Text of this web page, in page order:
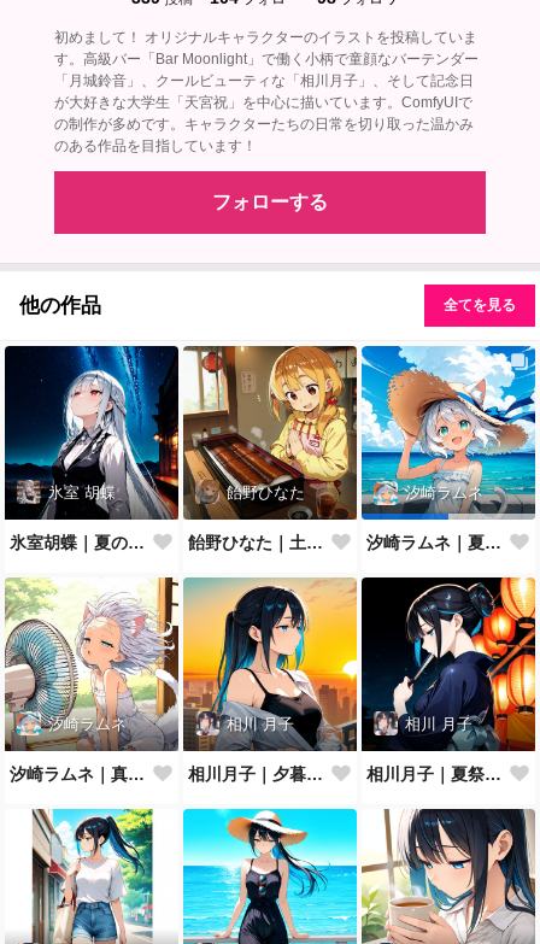
初めまして！ オリジナルキャラクターのイラストを投稿していま
す。高級バー「Bar Moonlight」で働く小柄で童顔なバーテンダー
「月城鈴音」、クールビューティな「相川月子」、そして記念日
が大好きな大学生「天宮祝」を中心に描いています。ComfyUIで
の制作が多めです。キャラクターたちの日常を切り取った温かみ
のある作品を目指しています！
フォローする
他の作品 全てを見る
氷室 胡蝶
氷室胡蝶｜夏の夜空
飴野ひなた
飴野ひなた｜土用の丑の日
汐崎ラムネ
汐崎ラムネ｜夏空を見上げて
汐崎ラムネ
汐崎ラムネ｜真夏の扇風機ぶわっ
相川 月子
相川月子｜夕暮れのバルコニー
相川 月子
相川月子｜夏祭りの浴衣